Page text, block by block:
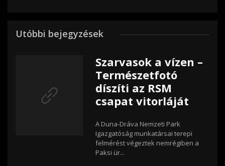
Utóbbi bejegyzések
Szarvasok a vízen –
Természetfotó
díszíti az RSM
csapat vitorláját
A Duna-Dráva Nemzeti Park
Igazgatóság munkatársai terepi
felmérést végeztek nemrégiben a
Paksi ür...